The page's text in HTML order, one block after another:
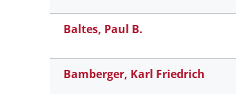
Baltes, Paul B.
Bamberger, Karl Friedrich